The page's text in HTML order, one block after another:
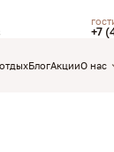
+7
БлогАкцииО нас